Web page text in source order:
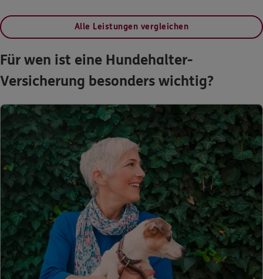
Alle Leistungen vergleichen
Für wen ist eine Hundehalter-
Versicherung besonders wichtig?